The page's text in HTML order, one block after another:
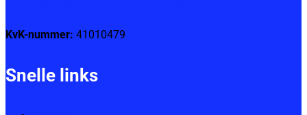
KvK-nummer: 41010479
Snelle links